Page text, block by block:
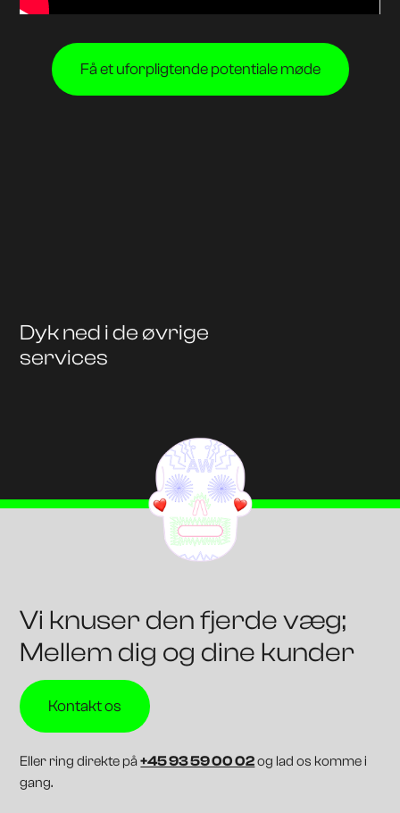
Få et uforpligtende potentiale møde
Dyk ned i de øvrige
services
Vi knuser den fjerde væg;
Mellem dig og dine kunder
Kontakt os
Eller ring direkte på+45 93 59 00 02og lad os komme i
gang.